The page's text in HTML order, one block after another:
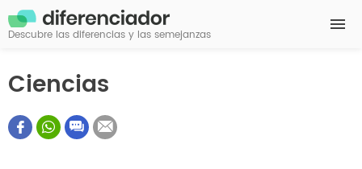
Descubre las diferencias y las semejanzas
Ciencias